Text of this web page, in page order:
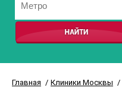
Главная Клиники Москвы